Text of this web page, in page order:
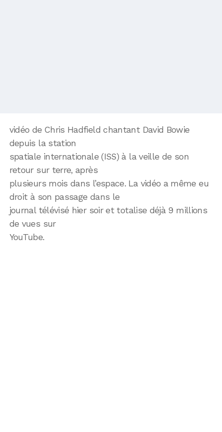
vidéo de Chris Hadfield chantant David Bowie
depuis la station
spatiale internationale (ISS) à la veille de son
retour sur terre, après
plusieurs mois dans l’espace. La vidéo a même eu
droit à son passage dans le
journal télévisé hier soir et totalise déjà 9 millions
de vues sur
YouTube.